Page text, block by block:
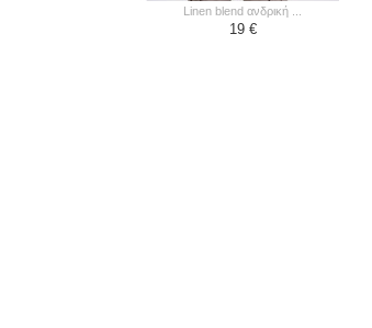
linen blend ανδρική ...
19 €